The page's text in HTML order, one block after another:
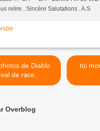
relire , Sincère Salutations . A.S
de race
yeux
toi
Overblog